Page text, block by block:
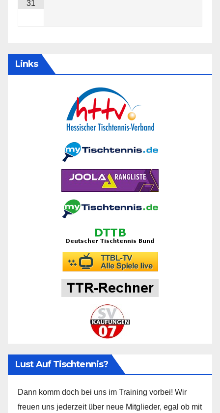
31
Links
Lust Auf Tischtennis?
Dann komm doch bei uns im Training vorbei! Wir
freuen uns jederzeit über neue Mitglieder, egal ob mit